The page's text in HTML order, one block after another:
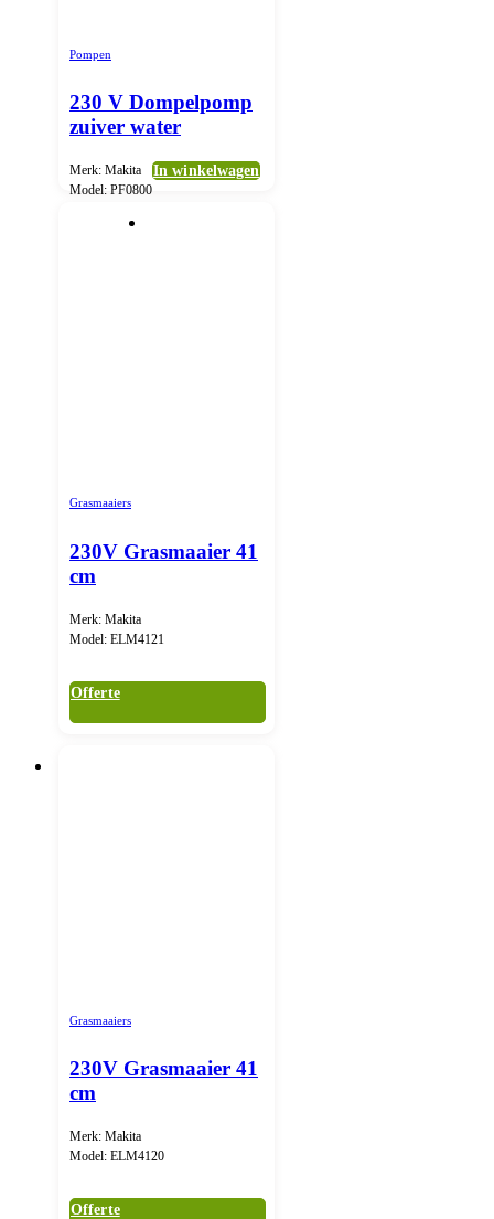
Pompen
230 V Dompelpomp
zuiver water
Merk: Makita
Model: PF0800
In winkelwagen
Grasmaaiers
230V Grasmaaier 41
cm
Merk: Makita
Model: ELM4121
Offerte
Grasmaaiers
230V Grasmaaier 41
cm
Merk: Makita
Model: ELM4120
Offerte